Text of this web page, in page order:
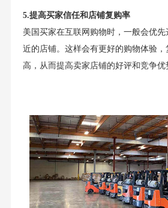
5.提高买家信任和店铺复购率
美国买家在互联网购物时，一般会优
近的店铺。这样会有更好的购物体验
高，从而提高卖家店铺的好评和竞争优